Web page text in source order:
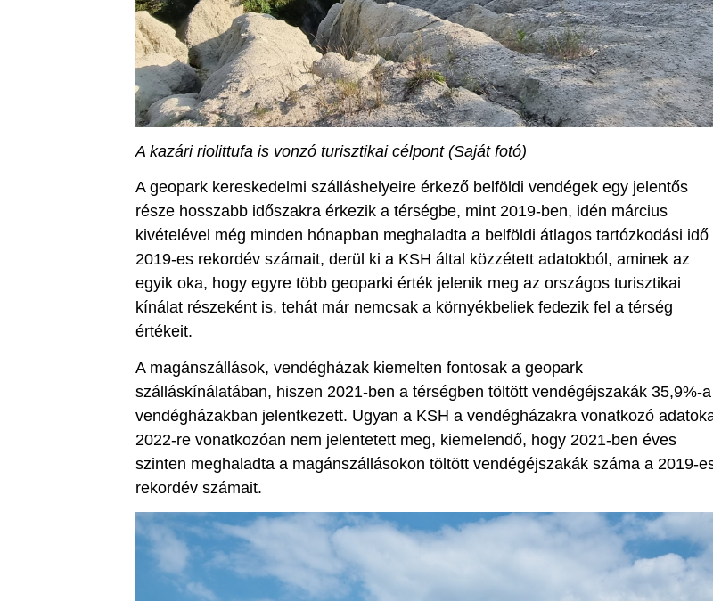
A kazári riolittufa is vonzó turisztikai célpont (Saját fotó)
A geopark kereskedelmi szálláshelyeire érkező belföldi vendégek egy jelentős
része hosszabb időszakra érkezik a térségbe, mint 2019-ben, idén március
kivételével még minden hónapban meghaladta a belföldi átlagos tartózkodási idő
2019-es rekordév számait, derül ki a KSH által közzétett adatokból, aminek az
egyik oka, hogy egyre több geoparki érték jelenik meg az országos turisztikai
kínálat részeként is, tehát már nemcsak a környékbeliek fedezik fel a térség
értékeit.
A magánszállások, vendégházak kiemelten fontosak a geopark
szálláskínálatában, hiszen 2021-ben a térségben töltött vendégéjszakák 35,9%-a
vendégházakban jelentkezett. Ugyan a KSH a vendégházakra vonatkozó
2022-re vonatkozóan nem jelentetett meg, kiemelendő, hogy 2021-ben éves
szinten meghaladta a magánszállásokon töltött vendégéjszakák száma a 2019-
rekordév számait.